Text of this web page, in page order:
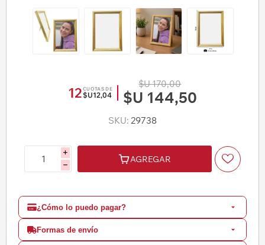
12 CUOTAS DE
$U12,04
$U 170,00
$U 144,50
SKU: 29738
i
h
AGREGAR
¿Cómo lo puedo pagar?
Formas de envío